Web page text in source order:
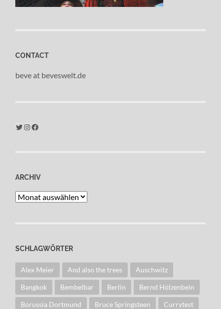
CONTACT
beve at beveswelt.de
Twitter Instagram Facebook
ARCHIV
Archiv
SCHLAGWÖRTER
Alex Meier And also the trees Auschwitz
Bangkok Bembelbar Berlin Bernd Hölzenbein
Borussia Dortmund Bruce Springsteen Currytest